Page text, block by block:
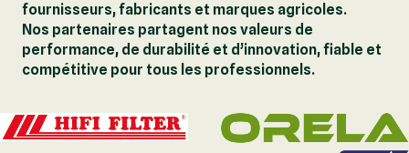
fournisseurs, fabricants et marques agricoles.
Nos partenaires partagent nos valeurs de
performance, de durabilité et d’innovation, fiable et
compétitive pour tous les professionnels.